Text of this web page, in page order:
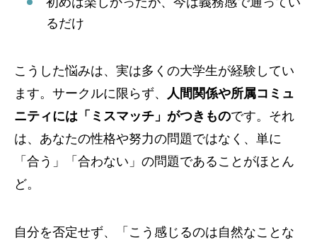
るだけ
こうした悩みは、実は多くの大学生が経験してい
ます。サークルに限らず、 人間関係や所属コミュ
ニティには「ミスマッチ」がつきものです。それ
は、あなたの性格や努力の問題ではなく、単に
「合う」「合わない」の問題であることがほとん
ど。
自分を否定せず、「こう感じるのは自然なことな